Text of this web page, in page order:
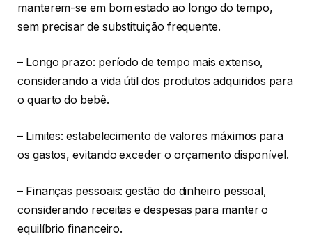
manterem-se em bom estado ao longo do tempo,
sem precisar de substituição frequente.
– Longo prazo: período de tempo mais extenso,
considerando a vida útil dos produtos adquiridos para
o quarto do bebê.
– Limites: estabelecimento de valores máximos para
os gastos, evitando exceder o orçamento disponível.
– Finanças pessoais: gestão do dinheiro pessoal,
considerando receitas e despesas para manter o
equilíbrio financeiro.